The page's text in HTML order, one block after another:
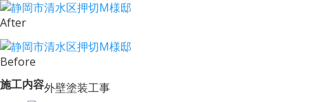
After
Before
施工内容外壁塗装工事